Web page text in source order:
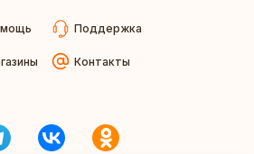
Поддержка
Контакты